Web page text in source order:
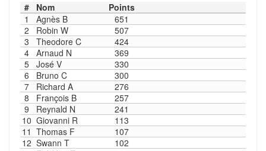
# Nom
Points
1
Agnès B
651
2
Robin W
507
3
Theodore C
424
4 Arnaud N
369
5 José V
330
6
Bruno C
300
7
Richard A
276
8
François B
257
9
Reynald N
241
10 Giovanni R
113
11 Thomas F
107
12 Swann T
102